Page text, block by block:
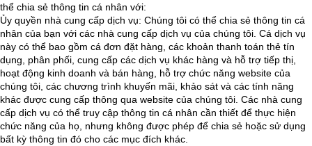
thể chia sẻ thông tin cá nhân với:
Ủy quyền nhà cung cấp dịch vụ: Chúng tôi có thể chia sẻ thông tin cá
nhân của bạn với các nhà cung cấp dịch vụ của chúng tôi. Cá dịch vụ
này có thể bao gồm cá đơn đặt hàng, các khoản thanh toán thẻ tín
dụng, phân phối, cung cấp các dịch vụ khác hàng và hỗ trợ tiếp thị,
hoạt động kinh doanh và bán hàng, hỗ trợ chức năng website của
chúng tôi, các chương trình khuyến mãi, khảo sát và các tính năng
khác được cung cấp thông qua website của chúng tôi. Các nhà cung
cấp dịch vụ có thể truy cập thông tin cá nhân cần thiết để thực hiện
chức năng của họ, nhưng không được phép để chia sẻ hoặc sử dụng
bất kỳ thông tin đó cho các mục đích khác.